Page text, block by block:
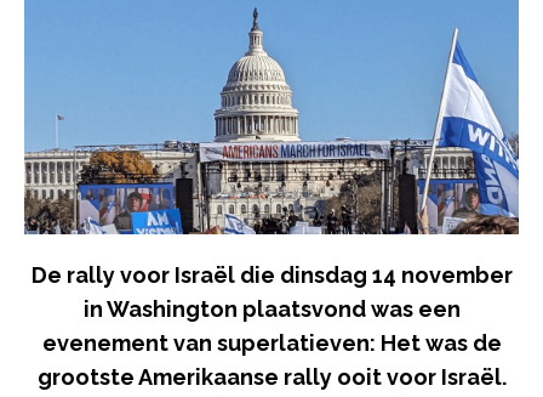
De rally voor Israël die dinsdag 14 november
in Washington plaatsvond was een
evenement van superlatieven: Het was de
grootste Amerikaanse rally ooit voor Israël.